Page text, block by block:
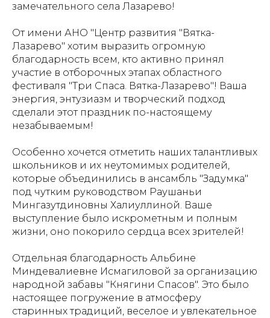
замечательного села Лазарево!
От имени АНО "Центр развития "Вятка-
Лазарево" хотим выразить огромную
благодарность всем, кто активно принял
участие в отборочных этапах областного
фестиваля "Три Спаса. Вятка-Лазарево"! Ваша
энергия, энтузиазм и творческий подход
сделали этот праздник по-настоящему
незабываемым!
Особенно хочется отметить наших талантливых
школьников и их неутомимых родителей,
которые объединились в ансамбль "Задумка"
под чутким руководством Раушаньи
Мингазутдиновны Халиуллиной. Ваше
выступление было искрометным и полным
жизни, оно покорило сердца всех зрителей!
Отдельная благодарность Альбине
Миндевалиевне Исмагиловой за организацию
народной забавы "Княгини Спасов". Это было
настоящее погружение в атмосферу
старинных традиций, веселое и увлекательное